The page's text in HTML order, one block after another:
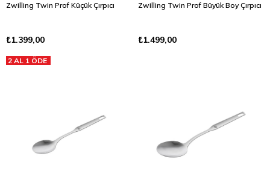
Zwilling Twin Prof Küçük Çırpıcı
₺1.399,00
2 AL 1 ÖDE
Zwilling Twin Prof Büyük Boy Çırpıcı
₺1.499,00